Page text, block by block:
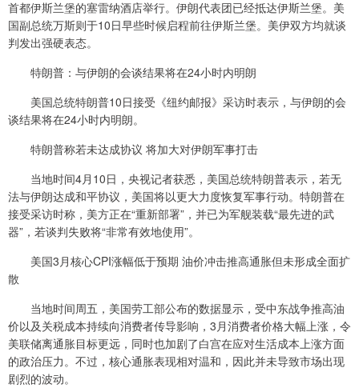
首都伊斯兰堡的塞雷纳酒店举行。伊朗代表团已经抵达伊斯兰堡。美
国副总统万斯则于10日早些时候启程前往伊斯兰堡。美伊双方均就谈
判发出强硬表态。
特朗普：与伊朗的会谈结果将在24小时内明朗
美国总统特朗普10日接受《纽约邮报》采访时表示，与伊朗的会
谈结果将在24小时内明朗。
特朗普称若未达成协议 将加大对伊朗军事打击
当地时间4月10日，央视记者获悉，美国总统特朗普表示，若无
法与伊朗达成和平协议，美国将以更大力度恢复军事行动。特朗普在
接受采访时称，美方正在“重新部署”，并已为军舰装载“最先进的武
器”，若谈判失败将“非常有效地使用”。
美国3月核心CPI涨幅低于预期 油价冲击推高通胀但未形成全面扩
散
当地时间周五，美国劳工部公布的数据显示，受中东战争推高油
价以及关税成本持续向消费者传导影响，3月消费者价格大幅上涨，令
美联储离通胀目标更远，同时也加剧了白宫在应对生活成本上涨方面
的政治压力。不过，核心通胀表现相对温和，因此并未导致市场出现
剧烈的波动。